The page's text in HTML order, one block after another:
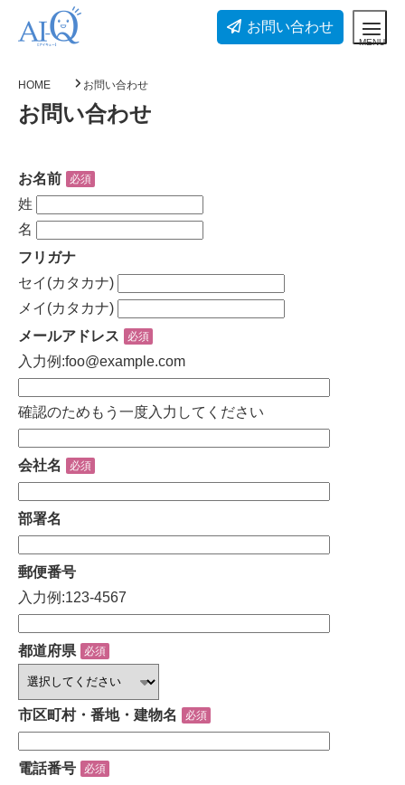
お問い合わせ
HOME お問い合わせ
お問い合わせ
お名前 必須
姓
名
フリガナ
セイ(カタカナ)
メイ(カタカナ)
メールアドレス
必須
入力例:foo@example.com
確認のためもう一度入力してください
会社名 必須
部署名
郵便番号
入力例:123-4567
都道府県 必須
市区町村・番地・建物名 必須
電話番号 必須